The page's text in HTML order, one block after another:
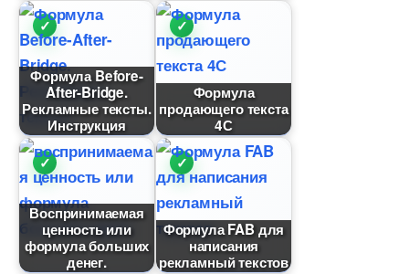
Формула Before-
After-Bridge.
Рекламные тексты.
Инструкция
Формула
продающего текста
4С
оспринимаемая
ценность или
формула больших
денег.
Формула FAB для
написания
рекламный тексто